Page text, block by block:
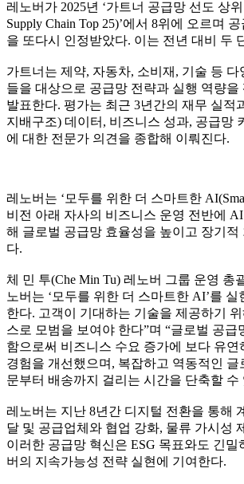
레노버가 2025년 ‘가트너 공급망 선도 상
Supply Chain Top 25)’에서 8위에 오르며
을 또다시 인정받았다. 이는 전년 대비 두
가트너는 제약, 자동차, 소비재, 기술 등 다
들을 대상으로 공급망 전략과 실행 역량을
발표한다. 평가는 최근 3년간의 재무 실적
지배구조) 데이터, 비즈니스 성과, 공급망
에 대한 전문가 의견을 종합해 이뤄진다.
레노버는 ‘모두를 위한 더 스마트한
비전 아래 자사의 비즈니스 운영 전반에
해 글로벌 공급망 효율성을 높이고 장기적
다.
체 민 투(Che Min Tu) 레노버 그룹 운영 총
노버는 ‘모두를 위한 더 스마트한 AI’를
한다. 고객이 기대하는 기술을 제공하기
스로 모범을 보여야 한다”며 “글로벌 공
함으로써 비즈니스 수요 증가에 보다 유연
경험을 개선했으며, 복잡하고 역동적인 글
문부터 배송까지 걸리는 시간을 단축할 수
레노버는 지난 8년간 디지털 전환을 통해
달 및 공급업체와 협업 강화, 물류 가시성
이러한 공급망 혁신은 ESG 목표와도 긴밀
버의 지속가능성 전략 실현에 기여한다.